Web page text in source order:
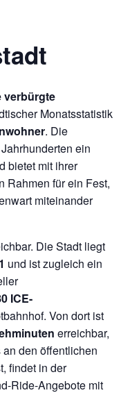
verbürgte
Monatsstatistik
. Die
ein
bietet mit ihrer
Rahmen für ein Fest,
miteinander
Die Stadt liegt
und ist zugleich ein
ICE-
Von dort ist
erreichbar,
den öffentlichen
findet in der
Ride-Angebote mit